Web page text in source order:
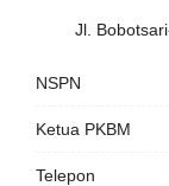
Jl.
NSPN
Ketua PKBM
Telepon